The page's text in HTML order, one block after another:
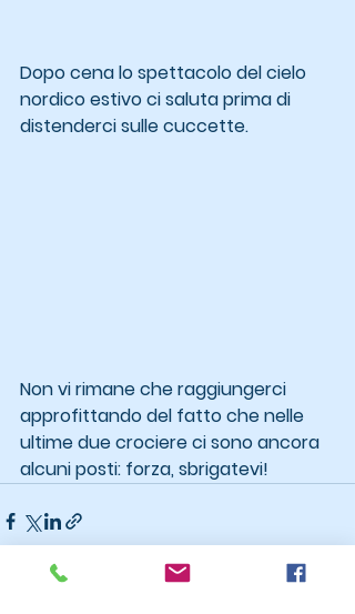
Dopo cena lo spettacolo del cielo
nordico estivo ci saluta prima di
distenderci sulle cuccette.
Non vi rimane che raggiungerci
approfittando del fatto che nelle
ultime due crociere ci sono ancora
alcuni posti: forza, sbrigatevi!